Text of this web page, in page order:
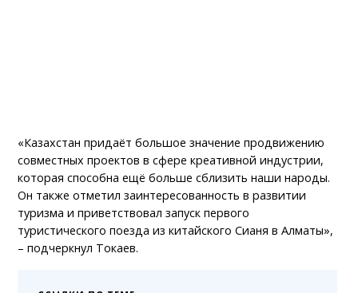
«Казахстан придаёт большое значение продвижению
совместных проектов в сфере креативной индустрии,
которая способна ещё больше сблизить наши народы.
Он также отметил заинтересованность в развитии
туризма и приветствовал запуск первого
туристического поезда из китайского Сианя в Алматы»,
– подчеркнул Токаев.